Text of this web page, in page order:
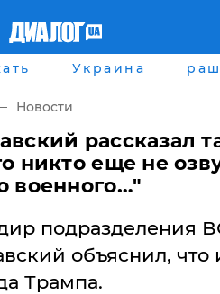
Главная
рассея
Беларусь
Военное обозрение
Наука и Техника
Мнение
Блоги
Пресса
Шоу-биз
Украина
Новости
рассказал
никто еще не
военного…"
подразделения
объяснил, что
Трампа.